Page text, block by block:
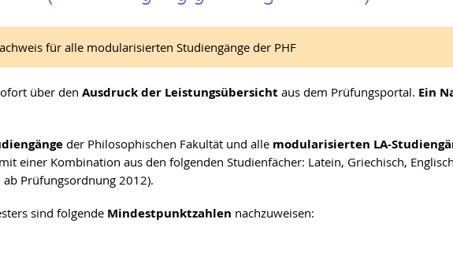
für alle modularisierten Studiengänge der PHF
über den Ausdruck der Leistungsübersicht aus dem Prüfungsportal. Ein
der Philosophischen Fakultät und alle modularisierten LA-
einer Kombination aus den folgenden Studienfächer: Latein, Griechisch,
Prüfungsordnung 2012).
sind folgende Mindestpunktzahlen nachzuweisen: